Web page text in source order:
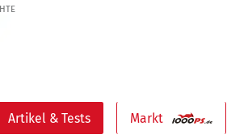
Artikel & Tests Markt